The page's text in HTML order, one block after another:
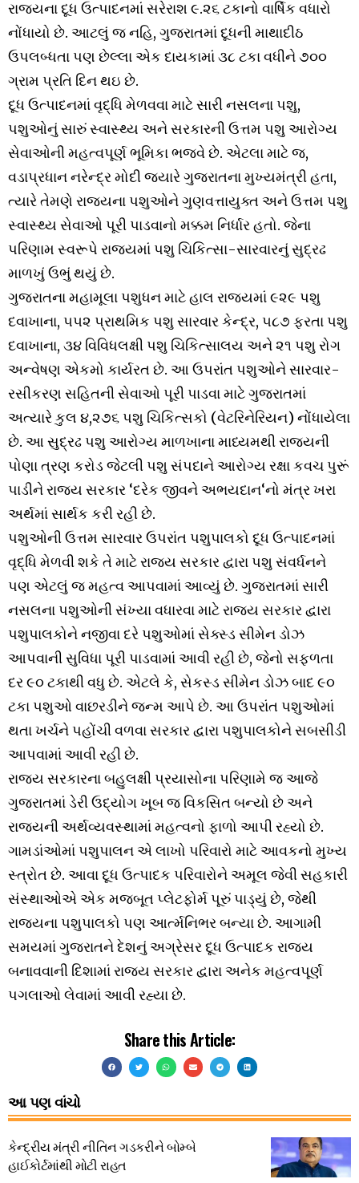
રાજ્યના દૂધ ઉત્પાદનમાં સરેરાશ ૯.૨૬ ટકાનો વાર્ષિક વધારો
નોંધાયો છે. આટલું જ નહિ, ગુજરાતમાં દૂધની માથાદીઠ
ઉપલબ્ધતા પણ છેલ્લા એક દાયકામાં ૩૮ ટકા વધીને ૭૦૦
ગ્રામ પ્રતિ દિન થઇ છે.
દૂધ ઉત્પાદનમાં વૃદ્ધિ મેળવવા માટે સારી નસલના પશુ,
પશુઓનું સારું સ્વાસ્થ્ય અને સરકારની ઉત્તમ પશુ આરોગ્ય
સેવાઓની મહત્વપૂર્ણ ભૂમિકા ભજવે છે. એટલા માટે જ,
વડાપ્રધાન નરેન્દ્ર મોદી જ્યારે ગુજરાતના મુખ્યમંત્રી હતા,
ત્યારે તેમણે રાજ્યના પશુઓને ગુણવત્તાયુક્ત અને ઉત્તમ પશુ
સ્વાસ્થ્ય સેવાઓ પૂરી પાડવાનો મક્કમ નિર્ધાર હતો. જેના
પરિણામ સ્વરૂપે રાજ્યમાં પશુ ચિકિત્સા-સારવારનું સુદ્રઢ
માળખું ઉભું થયું છે.
ગુજરાતના મહામૂલા પશુધન માટે હાલ રાજ્યમાં ૯૨૯ પશુ
દવાખાના, ૫૫૨ પ્રાથમિક પશુ સારવાર કેન્દ્ર, ૫૮૭ ફરતા પશુ
દવાખાના, ૩૪ વિવિધલક્ષી પશુ ચિકિત્સાલય અને ૨૧ પશુ રોગ
અન્વેષણ એકમો કાર્યરત છે. આ ઉપરાંત પશુઓને સારવાર-
રસીકરણ સહિતની સેવાઓ પૂરી પાડવા માટે ગુજરાતમાં
અત્યારે કુલ ૪,૨૭૬ પશુ ચિકિત્સકો (વેટરિનેરિયન) નોંધાયેલા
છે. આ સુદ્રઢ પશુ આરોગ્ય માળખાના માધ્યમથી રાજ્યની
પોણા ત્રણ કરોડ જેટલી પશુ સંપદાને આરોગ્ય રક્ષા કવચ પુરૂં
પાડીને રાજ્ય સરકાર ‘દરેક જીવને અભયદાન‘નો મંત્ર ખરા
અર્થમાં સાર્થક કરી રહી છે.
પશુઓની ઉત્તમ સારવાર ઉપરાંત પશુપાલકો દૂધ ઉત્પાદનમાં
વૃદ્ધિ મેળવી શકે તે માટે રાજ્ય સરકાર દ્વારા પશુ સંવર્ધનને
પણ એટલું જ મહત્વ આપવામાં આવ્યું છે. ગુજરાતમાં સારી
નસલના પશુઓની સંખ્યા વધારવા માટે રાજ્ય સરકાર દ્વારા
પશુપાલકોને નજીવા દરે પશુઓમાં સેક્સ્ડ સીમેન ડોઝ
આપવાની સુવિધા પૂરી પાડવામાં આવી રહી છે, જેનો સફળતા
દર ૯૦ ટકાથી વધુ છે. એટલે કે, સેકસ્ડ સીમેન ડોઝ બાદ ૯૦
ટકા પશુઓ વાછરડીને જન્મ આપે છે. આ ઉપરાંત પશુઓમાં
થતા ખર્ચને પહોંચી વળવા સરકાર દ્વારા પશુપાલકોને સબસીડી
આપવામાં આવી રહી છે.
રાજ્ય સરકારના બહુલક્ષી પ્રયાસોના પરિણામે જ આજે
ગુજરાતમાં ડેરી ઉદ્યોગ ખૂબ જ વિકસિત બન્યો છે અને
રાજ્યની અર્થવ્યવસ્થામાં મહત્વનો ફાળો આપી રહ્યો છે.
ગામડાંઓમાં પશુપાલન એ લાખો પરિવારો માટે આવકનો મુખ્ય
સ્ત્રોત છે. આવા દૂધ ઉત્પાદક પરિવારોને અમૂલ જેવી સહકારી
સંસ્થાઓએ એક મજબૂત પ્લેટફોર્મ પૂરું પાડ્યું છે, જેથી
રાજ્યના પશુપાલકો પણ આર્ત્મનિભર બન્યા છે. આગામી
સમયમાં ગુજરાતને દેશનું અગ્રેસર દૂધ ઉત્પાદક રાજ્ય
બનાવવાની દિશામાં રાજ્ય સરકાર દ્વારા અનેક મહત્વપૂર્ણ
પગલાઓ લેવામાં આવી રહ્યા છે.
Share this Article:
આ પણ વાંચો
કેન્દ્રીય મંત્રી નીતિન ગડકરીને બોમ્બે
હાઈકોર્ટમાંથી મોટી રાહત